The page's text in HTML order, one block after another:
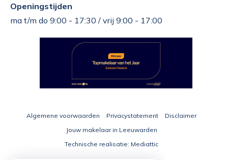
Openingstijden
ma t/m do 9:00 - 17:30 / vrij 9:00 - 17:00
Algemene voorwaarden Privacystatement
Disclaimer
Jouw makelaar in Leeuwarden
Technische realisatie: Mediattic